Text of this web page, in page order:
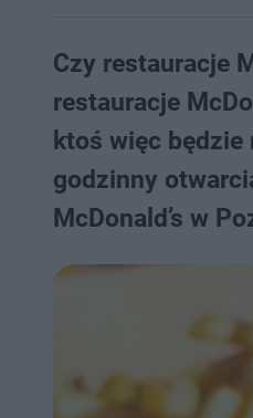
Czy restauracje
restauracje
ktoś więc będzie
godzinny
McDonald’s w